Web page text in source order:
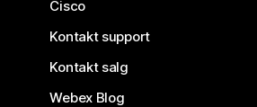
Cisco
Kontakt support
Kontakt salg
Webex Blog